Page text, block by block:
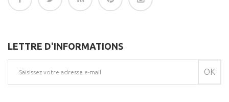
LETTRE D'INFORMATIONS
OK